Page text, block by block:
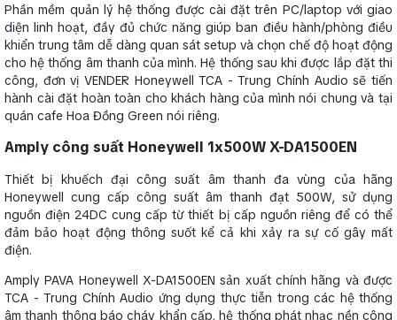
Phần mềm quản lý hệ thống được cài đặt trên PC/laptop với giao
diện linh hoạt, đầy đủ chức năng giúp ban điều hành/phòng điều
khiển trung tâm dễ dàng quan sát setup và chọn chế độ hoạt động
cho hệ thống âm thanh của mình. Hệ thống sau khi được lắp đặt thi
công, đơn vị VENDER Honeywell TCA - Trung Chính Audio sẽ tiến
hành cài đặt hoàn toàn cho khách hàng của mình nói chung và tại
quán cafe Hoa Đồng Green nói riêng.
Amply công suất Honeywell 1x500W X-DA1500EN
Thiết bị khuếch đại công suất âm thanh đa vùng của hãng
Honeywell cung cấp công suất âm thanh đạt 500W, sử dụng
nguồn điện 24DC cung cấp từ thiết bị cấp nguồn riêng để có thể
đảm bảo hoạt động thông suốt kể cả khi xảy ra sự cố gây mất
điện.
Amply PAVA Honeywell X-DA1500EN sản xuất chính hãng và được
TCA - Trung Chính Audio ứng dụng thực tiễn trong các hệ thống
âm thanh thông báo cháy khẩn cấp, hệ thống phát nhạc nền công